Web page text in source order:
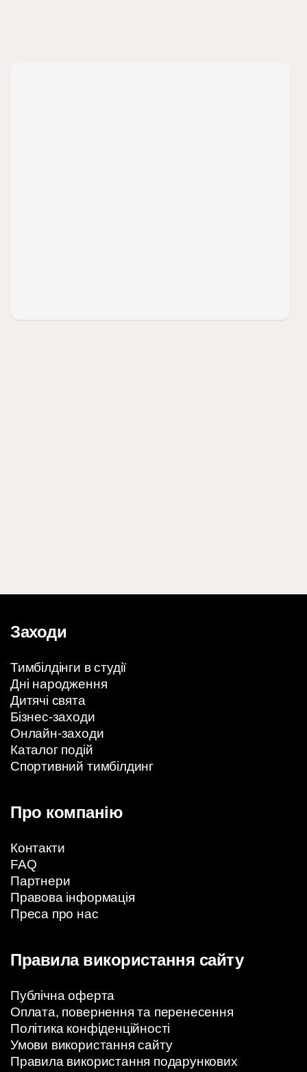
Заходи
Тимбілдінги в студії
Дні народження
Дитячі свята
Бізнес-заходи
Онлайн-заходи
Каталог подій
Спортивний тимбілдинг
Про компанію
Контакти
FAQ
Партнери
Правова інформація
Преса про нас
Правила використання сайту
Публічна оферта
Оплата, повернення та перенесення
Політика конфіденційності
Умови використання сайту
Правила використання подарункових